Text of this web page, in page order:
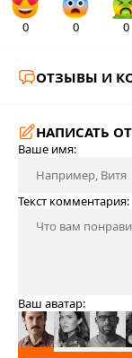
0 0 0
ОТЗЫВЫ И
НАПИСАТЬ
Ваше имя:
Текст комментария:
Ваш аватар: